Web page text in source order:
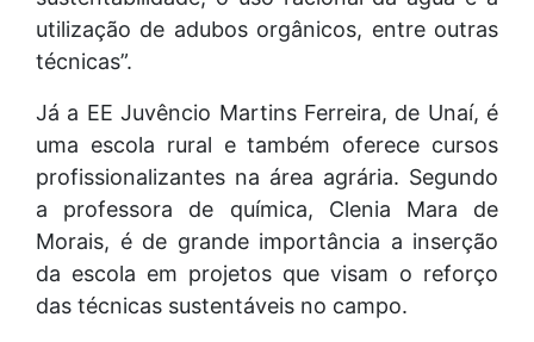
utilização de adubos orgânicos, entre outras
técnicas”.
Já a EE Juvêncio Martins Ferreira, de Unaí, é
uma escola rural e também oferece cursos
profissionalizantes na área agrária. Segundo
a professora de química, Clenia Mara de
Morais, é de grande importância a inserção
da escola em projetos que visam o reforço
das técnicas sustentáveis no campo.